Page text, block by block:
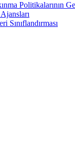
Politikalarının
Sınıflandırması